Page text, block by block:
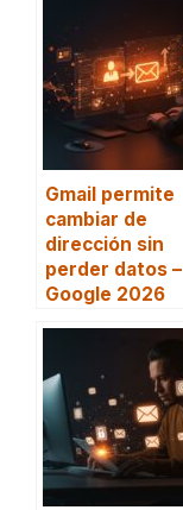
Gmail permite
cambiar de
dirección sin
perder datos –
Google 2026